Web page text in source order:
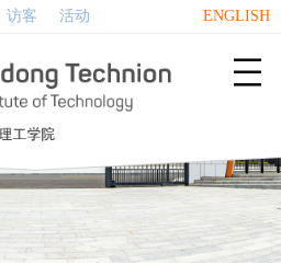
访客 活动 ENGLISH
